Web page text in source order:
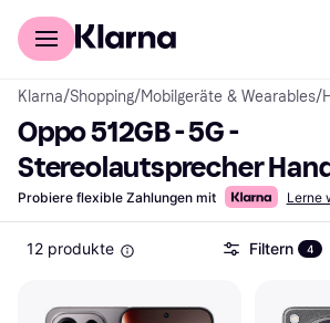
Für Shopper
Klarna/Shopping/Mobilgeräte & Wearables/
Oppo 512GB - 5G -
Stereolautsprecher
Probiere flexible Zahlungen mit Lerne
12 produkte Filtern 4